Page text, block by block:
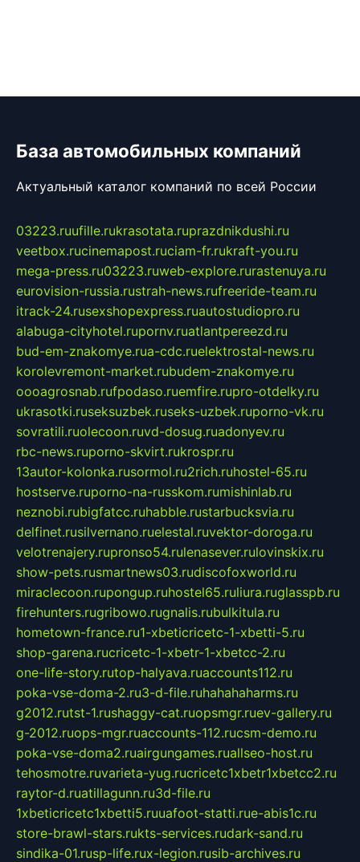
База автомобильных компаний
Актуальный каталог компаний по всей России
03223.ruufille.rukrasotata.ruprazdnikdushi.ru
veetbox.rucinemapost.ruciam-fr.rukraft-you.ru
mega-press.ru03223.ruweb-explore.rurastenuya.ru
eurovision-russia.rustrah-news.rufreeride-team.ru
itrack-24.rusexshopexpress.ruautostudiopro.ru
alabuga-cityhotel.rupornv.ruatlantpereezd.ru
bud-em-znakomye.rua-cdc.ruelektrostal-news.ru
korolevremont-market.rubudem-znakomye.ru
oooagrosnab.rufpodaso.ruemfire.rupro-otdelky.ru
ukrasotki.ruseksuzbek.ruseks-uzbek.ruporno-vk.ru
sovratili.ruolecoon.ruvd-dosug.ruadonyev.ru
rbc-news.ruporno-skvirt.rukrospr.ru
13autor-kolonka.rusormol.ru2rich.ruhostel-65.ru
hostserve.ruporno-na-russkom.rumishinlab.ru
neznobi.rubigfatcc.ruhabble.rustarbucksvia.ru
delfinet.rusilvernano.ruelestal.ruvektor-doroga.ru
velotrenajery.rupronso54.rulenasever.rulovinskix.ru
show-pets.rusmartnews03.rudiscofoxworld.ru
miraclecoon.rupongup.ruhostel65.ruliura.ruglasspb.ru
firehunters.rugribowo.rugnalis.rubulkitula.ru
hometown-france.ru1-xbeticricetc-1-xbetti-5.ru
shop-garena.rucricetc-1-xbetr-1-xbetcc-2.ru
one-life-story.rutop-halyava.ruaccounts112.ru
poka-vse-doma-2.ru3-d-file.ruhahahaharms.ru
g2012.rutst-1.rushaggy-cat.ruopsmgr.ruev-gallery.ru
g-2012.ruops-mgr.ruaccounts-112.rucsm-demo.ru
poka-vse-doma2.ruairgungames.ruallseo-host.ru
tehosmotre.ruvarieta-yug.rucricetc1xbetr1xbetcc2.ru
raytor-d.ruatillagunn.ru3d-file.ru
1xbeticricetc1xbetti5.ruuafoot-statti.rue-abis1c.ru
store-brawl-stars.rukts-services.rudark-sand.ru
sindika-01.rusp-life.rux-legion.rusib-archives.ru